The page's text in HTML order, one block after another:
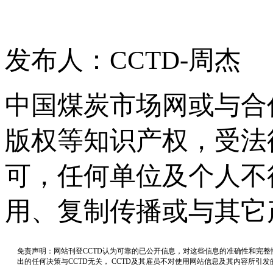
发布人：CCTD-周杰
中国煤炭市场网或与
版权等知识产权，受
可，任何单位及个人
用、复制传播或与其
免责声明：网站刊登CCTD认为可靠的已公开信息，对这些信息的准确性和完
出的任何决策与CCTD无关， CCTD及其雇员不对使用网站信息及其内容所引